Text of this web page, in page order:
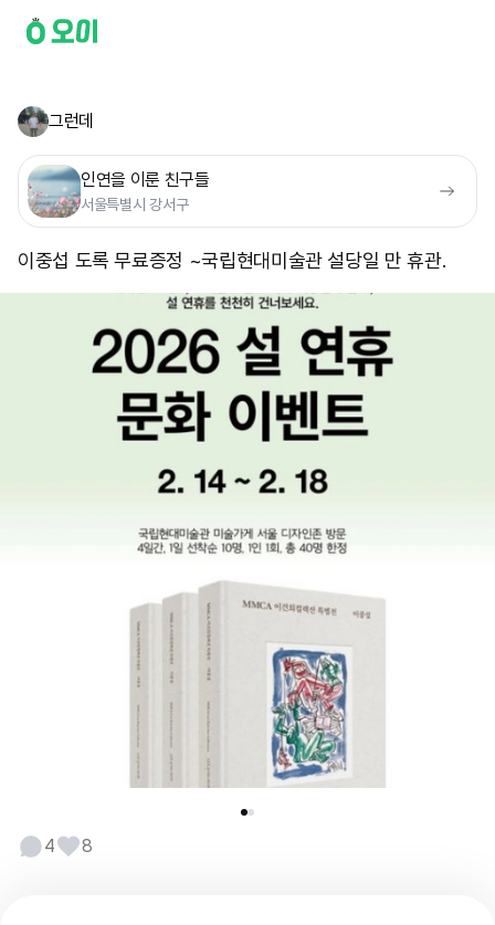
그런데
인연을 이룬 친구들
서울특별시 강서구
이중섭 도록 무료증정 ~ ​국립현대미술관 설당일 만 휴관.
4 8